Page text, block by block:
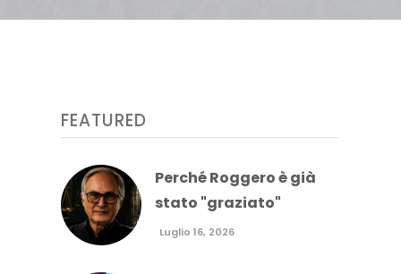
FEATURED
Perché Roggero è già
stato "graziato"
Luglio 16, 2026